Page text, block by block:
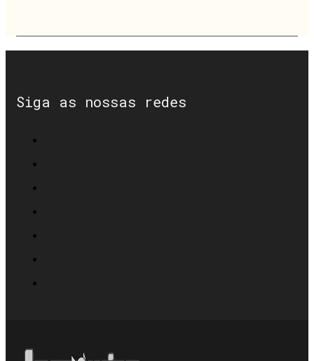
Siga as nossas redes